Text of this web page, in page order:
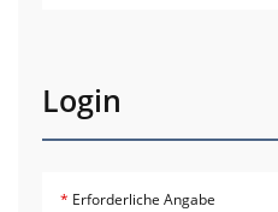
Login
* Erforderliche Angabe